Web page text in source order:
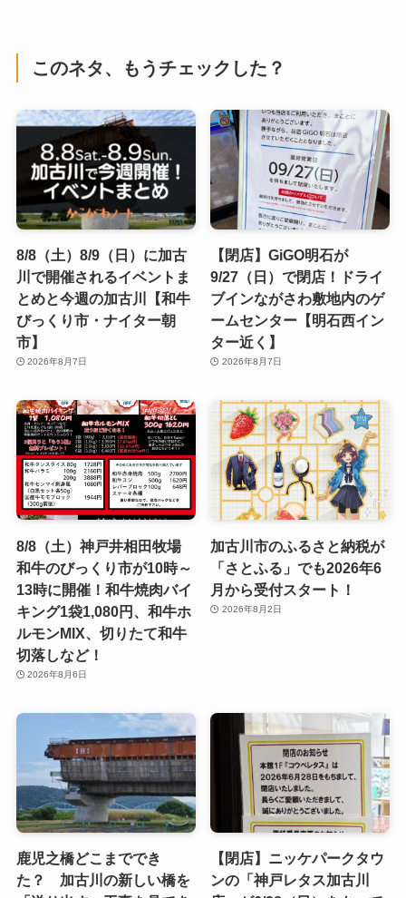
このネタ、もうチェックした？
8/8（土）8/9（日）に加古
川で開催されるイベントま
とめと今週の加古川【和牛
びっくり市・ナイター朝
市】
2026年8月7日
【閉店】GiGO明石が
9/27（日）で閉店！ドライ
ブインながさわ敷地内のゲ
ームセンター【明石西イン
ター近く】
2026年8月7日
8/8（土）神戸井相田牧場
和牛のびっくり市が10時～
13時に開催！和牛焼肉バイ
キング1袋1,080円、和牛ホ
ルモンMIX、切りたて和牛
切落しなど！
2026年8月6日
加古川市のふるさと納税が
「さとふる」でも2026年6
月から受付スタート！
2026年8月2日
鹿児之橋どこまででき
た？ 加古川の新しい橋を
【閉店】ニッケパークタウ
ンの「神戸レタス加古川